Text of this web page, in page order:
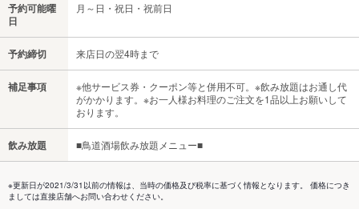
予約可能曜
日
月～日・祝日・祝前日
予約締切 来店日の翌4時まで
補足事項
※他サービス券・クーポン等と併用不可。※飲み放題はお通し代
がかかります。※お一人様お料理のご注文を1品以上お願いして
おります。
飲み放題 ■鳥道酒場飲み放題メニュー■
※更新日が2021/3/31以前の情報は、当時の価格及び税率に基づく情報となります。 価格につき
ましては直接店舗へお問い合わせください。